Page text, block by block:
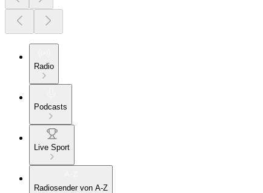
Radio
Podcasts
Live Sport
Radiosender von A-Z